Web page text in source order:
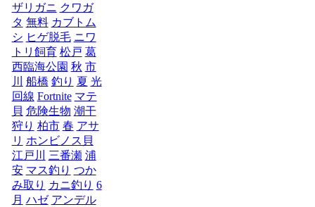
ザリガニ クワガ
タ 無料 カブトム
シ ヒゲ脱毛 ニワ
トリ飼育 松戸 葛
西臨海公園 秋 市
川
船橋 釣り 夏 光
回線 Fortnite マテ
貝 危険生物 潮干
狩り 柏市 春 アサ
リ ホンビノス貝
江戸川
三番瀬 浦
安 マス釣り つか
み取り カニ釣り 6
月 ハゼ アンデル